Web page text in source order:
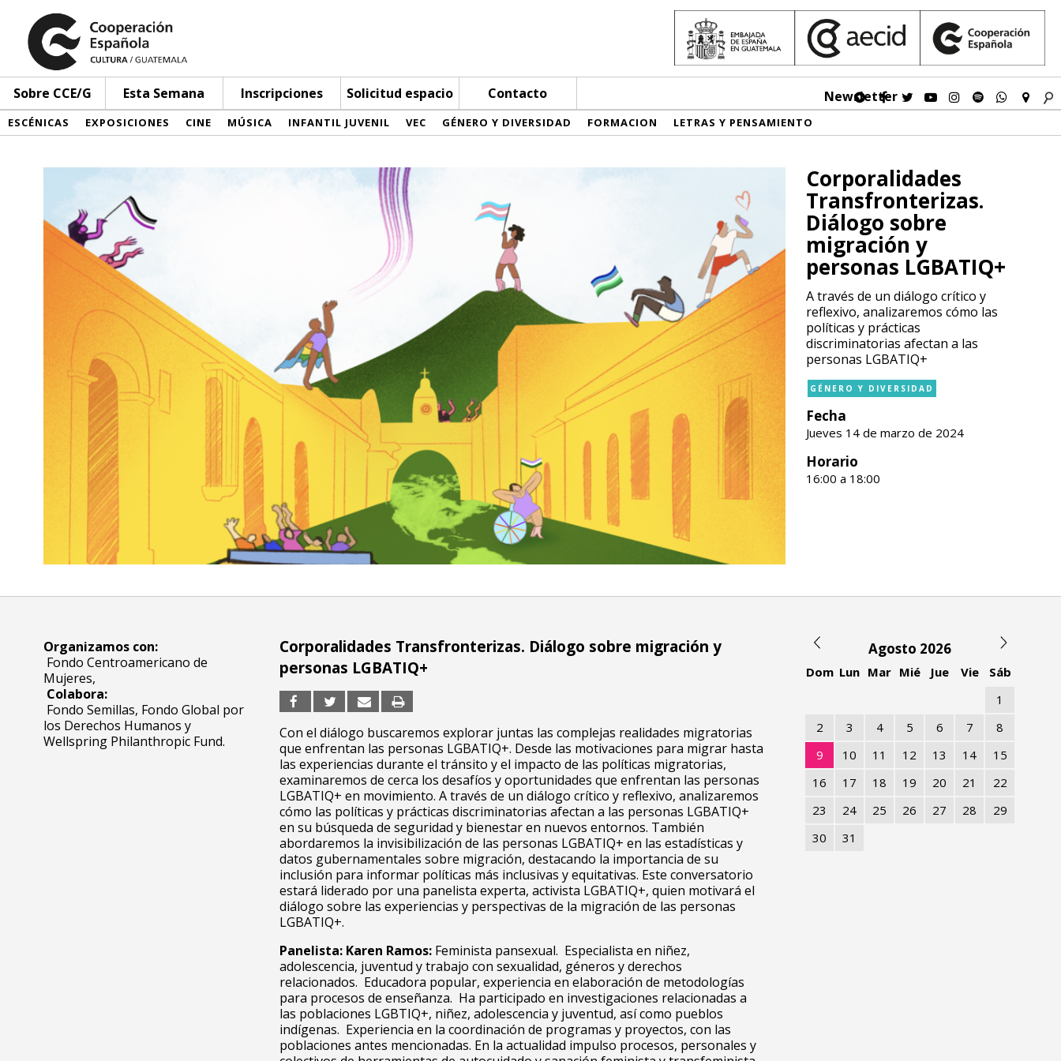
Sobre CCE/G Esta Semana Inscripciones Solicitud espacio Contacto Newsletter
ESCÉNICAS EXPOSICIONES CINE MÚSICA INFANTIL JUVENIL VEC GÉNERO Y DIVERSIDAD FORMACION LETRAS Y PENSAMIENTO
Corporalidades
Transfronterizas.
Diálogo sobre
migración y
personas LGBATIQ+
A través de un diálogo crítico y
reflexivo, analizaremos cómo las
políticas y prácticas
discriminatorias afectan a las
personas LGBATIQ+
GÉNERO Y DIVERSIDAD
Fecha
Jueves 14 de marzo de 2024
Horario
16:00 a 18:00
Organizamos con:
Fondo Centroamericano de
Mujeres,
Colabora:
Fondo Semillas, Fondo Global por
los Derechos Humanos y
Wellspring Philanthropic Fund.
Corporalidades Transfronterizas. Diálogo sobre migración y
personas LGBATIQ+
Con el diálogo buscaremos explorar juntas las complejas realidades migratorias
que enfrentan las personas LGBATIQ+. Desde las motivaciones para migrar hasta
las experiencias durante el tránsito y el impacto de las políticas migratorias,
examinaremos de cerca los desafíos y oportunidades que enfrentan las personas
LGBATIQ+ en movimiento. A través de un diálogo crítico y reflexivo, analizaremos
cómo las políticas y prácticas discriminatorias afectan a las personas LGBATIQ+
en su búsqueda de seguridad y bienestar en nuevos entornos. También
abordaremos la invisibilización de las personas LGBATIQ+ en las estadísticas y
datos gubernamentales sobre migración, destacando la importancia de su
inclusión para informar políticas más inclusivas y equitativas. Este conversatorio
estará liderado por una panelista experta, activista LGBATIQ+, quien motivará el
diálogo sobre las experiencias y perspectivas de la migración de las personas
LGBATIQ+.
Panelista: Karen Ramos: Feminista pansexual. Especialista en niñez,
adolescencia, juventud y trabajo con sexualidad, géneros y derechos
relacionados. Educadora popular, experiencia en elaboración de metodologías
para procesos de enseñanza. Ha participado en investigaciones relacionadas a
las poblaciones LGBTIQ+, niñez, adolescencia y juventud, así como pueblos
indígenas. Experiencia en la coordinación de programas y proyectos, con las
poblaciones antes mencionadas. En la actualidad impulso procesos, personales y
Agosto 2026
Dom Lun Mar Mié Jue Vie
Sáb
1
2
3 4 5 6 7
8
9
10 11 12 13 14
15
16
17 18 19 20 21
22
23
24 25 26 27 28
29
30
31